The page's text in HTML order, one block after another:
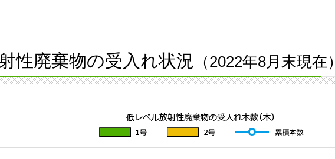
性廃棄物の受入れ状況 （2022年8月末現在